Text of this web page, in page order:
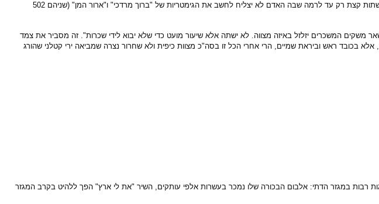
האחרים למשפט כמו: לשתות קצת רק כדי להירדם, וממילא כשאדם ישן הוא לא מבדיל בין "ברוך מרדכי" לבין "ארור המן". צריך לשתות קצת רק עד לרמה שבה האדם לא יצליח לחשב את הגימטריות של "ברוך מרדכי" ו"ארור המן" (שניהם 502
משקים המשכרים יזלזל באיזה מצווה. לא ישתה אלא שיעור מועט כדי שלא יבוא לידי שכרות". זה מסביר את צמד
בכובד ראש וביראת שמיים, הרי אחרי הכל זו בסה"כ מצוות כיפית ולא שחרור נצרה שמביאה ירי קטלני שהורג
הצעיר, המשמש כסולן להקת ענבי הגפן (המופיעה כ-20 פעמים בחודש), כבש פסגות רבות במגזר הדתי: אלבום הבכורה שלו נמכר בעשרות אלפי עותקים, השיר "את לי ארץ" הפך ללהיט בקרב המגזר